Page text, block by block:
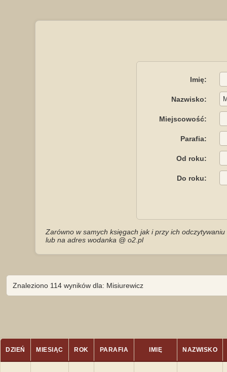
Imię:
Nazwisko:
Miejscowość:
Parafia:
Od roku:
Do roku:
Zarówno w samych księgach jak i przy ich
lub na adres wodanka @ o2.pl
Znaleziono 114 wyników dla: Misiurewicz
DZIEŃ MIESIĄC ROK PARAFIA IMIĘ NAZWISKO